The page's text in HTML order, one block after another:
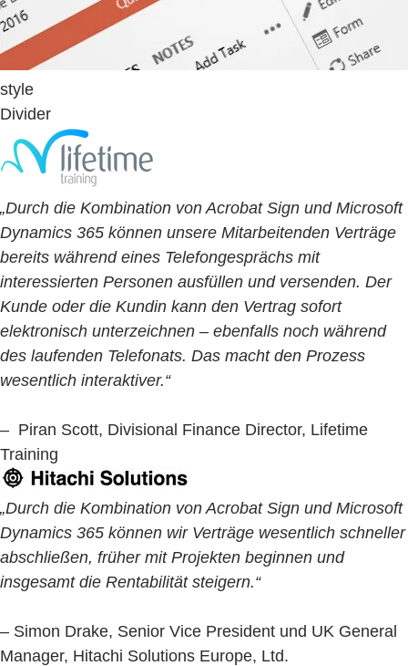
style
Divider
„Durch die Kombination von Acrobat Sign und Microsoft
Dynamics 365 können unsere Mitarbeitenden Verträge
bereits während eines Telefongesprächs mit
interessierten Personen ausfüllen und versenden. Der
Kunde oder die Kundin kann den Vertrag sofort
elektronisch unterzeichnen – ebenfalls noch während
des laufenden Telefonats. Das macht den Prozess
wesentlich interaktiver.“
– Piran Scott, Divisional Finance Director, Lifetime
Training
„Durch die Kombination von Acrobat Sign und Microsoft
Dynamics 365 können wir Verträge wesentlich schneller
abschließen, früher mit Projekten beginnen und
insgesamt die Rentabilität steigern.“
– Simon Drake, Senior Vice President und UK General
Manager, Hitachi Solutions Europe, Ltd.